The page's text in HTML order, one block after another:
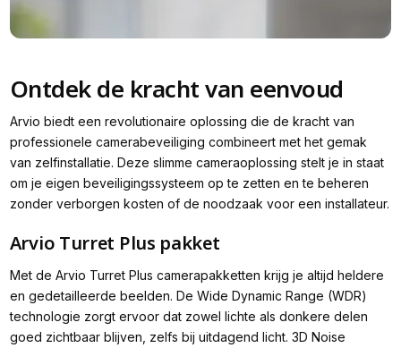
Ontdek de kracht van eenvoud
Arvio biedt een revolutionaire oplossing die de kracht van
professionele camerabeveiliging combineert met het gemak
van zelfinstallatie. Deze slimme cameraoplossing stelt je in staat
om je eigen beveiligingssysteem op te zetten en te beheren
zonder verborgen kosten of de noodzaak voor een installateur.
Arvio Turret Plus pakket
Met de Arvio Turret Plus camerapakketten krijg je altijd heldere
en gedetailleerde beelden. De Wide Dynamic Range (WDR)
technologie zorgt ervoor dat zowel lichte als donkere delen
goed zichtbaar blijven, zelfs bij uitdagend licht. 3D Noise